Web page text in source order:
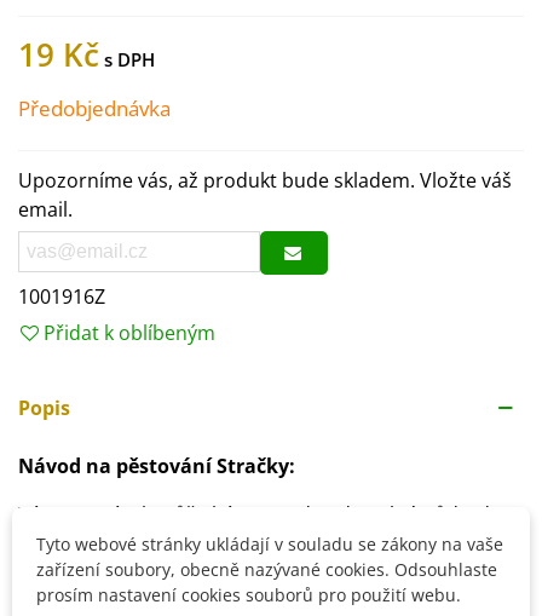
19 Kč
Předobjednávka
Upozorníme vás, až produkt bude skladem. Vložte váš
email.
1001916Z
Přidat k oblíbeným
Popis
Návod na pěstování Stračky:
Výsev semínek může být proveden do volné půdy, do
záhonů nebo truhlíků.
Vhodná doba na výsev je mezi březnem a dubnem.
Semínka zlehka zasypeme.
Tyto webové stránky ukládají v souladu se zákony na vaše
zařízení soubory, obecně nazývané cookies. Odsouhlaste
prosím nastavení cookies souborů pro použití webu.